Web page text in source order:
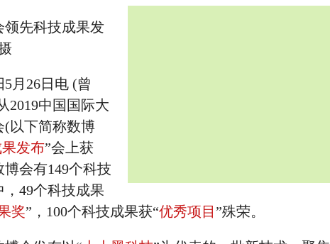
先科技成果发
26日电 (曾
2019中国国际大
(以下简称数博
发布”会上获
博会有149个科技
49个科技成果
奖”，100个科技成果获“优秀项目 ”殊荣。